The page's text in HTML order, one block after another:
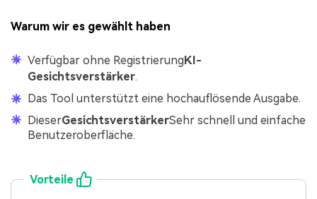
Warum wir es gewählt haben
Verfügbar ohne RegistrierungKI-
Gesichtsverstärker.
Das Tool unterstützt eine hochauflösende Ausgabe.
DieserGesichtsverstärkerSehr schnell und einfache
Benutzeroberfläche.
Vorteile